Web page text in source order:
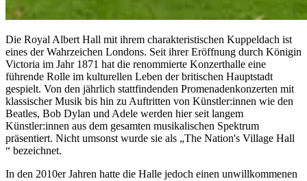
Die Royal Albert Hall mit ihrem charakteristischen Kuppeldach ist
eines der Wahrzeichen Londons. Seit ihrer Eröffnung durch Königin
Victoria im Jahr 1871 hat die renommierte Konzerthalle eine
führende Rolle im kulturellen Leben der britischen Hauptstadt
gespielt. Von den jährlich stattfindenden Promenadenkonzerten mit
klassischer Musik bis hin zu Auftritten von Künstler:innen wie den
Beatles, Bob Dylan und Adele werden hier seit langem
Künstler:innen aus dem gesamten musikalischen Spektrum
präsentiert. Nicht umsonst wurde sie als „The Nation's Village Hall
“ bezeichnet.
In den 2010er Jahren hatte die Halle jedoch einen unwillkommenen